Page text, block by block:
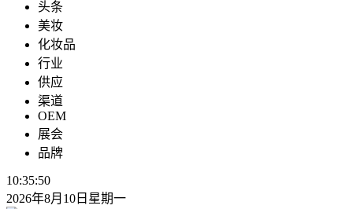
头条
美妆
化妆品
行业
供应
渠道
OEM
展会
品牌
10:35:50
2026年8月10日星期一